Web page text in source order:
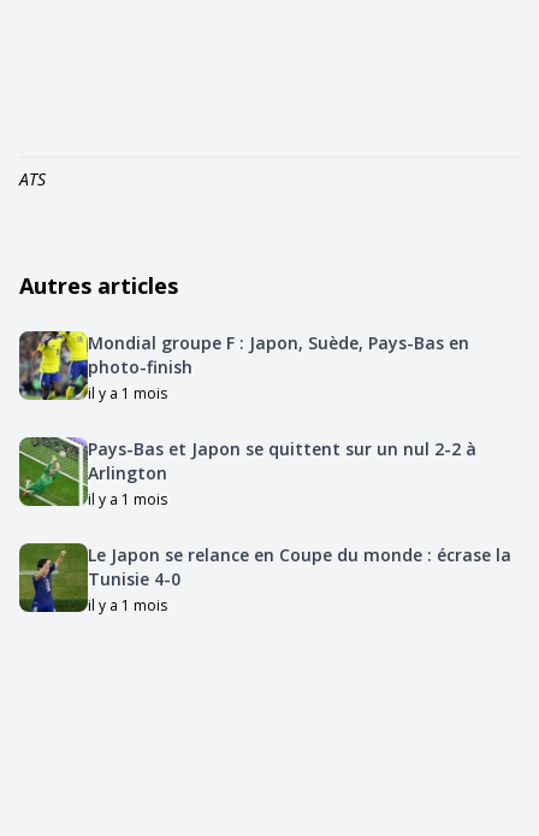
ATS
Autres articles
Mondial groupe F : Japon, Suède, Pays-Bas en
photo-finish
il y a 1 mois
Pays-Bas et Japon se quittent sur un nul 2-2 à
Arlington
il y a 1 mois
Le Japon se relance en Coupe du monde : écrase la
Tunisie 4-0
il y a 1 mois